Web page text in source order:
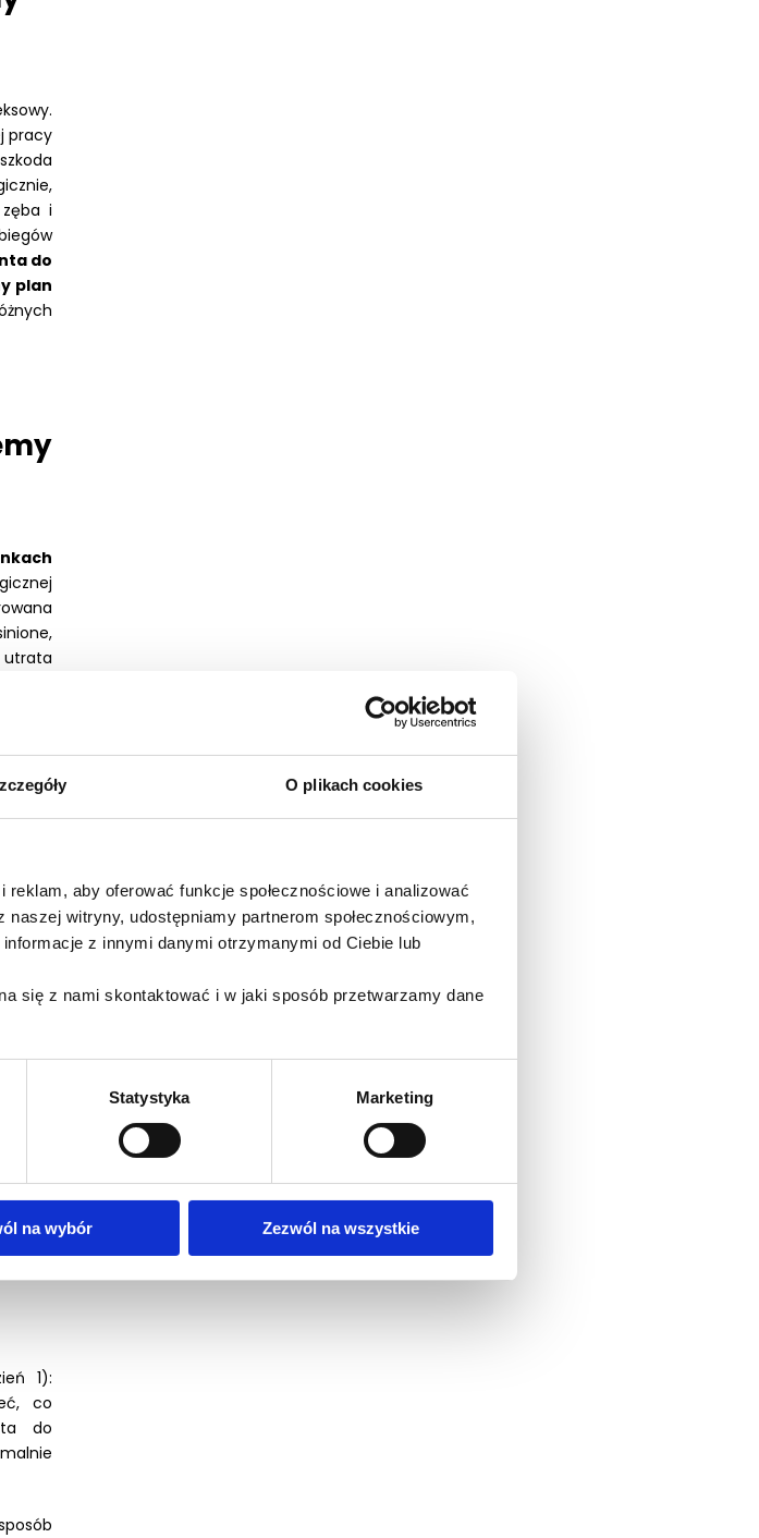
O plikach cookies
aby oferować funkcje społecznościowe i analizować
witryny, udostępniamy partnerom społecznościowym,
z innymi danymi otrzymanymi od Ciebie lub
się z nami skontaktować i w jaki sposób przetwarzamy dane
Statystyka Marketing
na wybór Zezwól na wszystkie
pracy
i
do
plan
utrata
Do
nie
ze
-
1):
co
do